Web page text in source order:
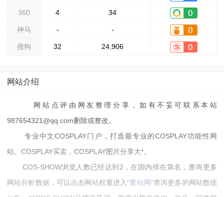
360 4 34
神马 - -
搜狗 32 24,906
网站介绍
网站点评由网友整理分享，如有不妥可联系本站
987654321@qq.com删除或整改。
专业中文COSPLAY门户，打造最专业的COSPLAY功能性网
站。COSPLAY买卖，COSPLAY图片分享大*。
COS-SHOW浏览人数已经达到2，在国内排在第名，查询更多
网站分析数据，可以点击网站权重进入“爱站网”查询更多的网站数据